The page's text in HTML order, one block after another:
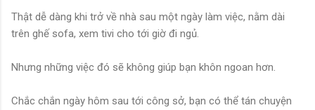
Thật dễ dàng khi trở về nhà sau một ngày làm việc, nằm dài
trên ghế sofa, xem tivi cho tới giờ đi ngủ.
Nhưng những việc đó sẽ không giúp bạn khôn ngoan hơn.
Chắc chắn ngày hôm sau tới công sở, bạn có thể tán chuyện